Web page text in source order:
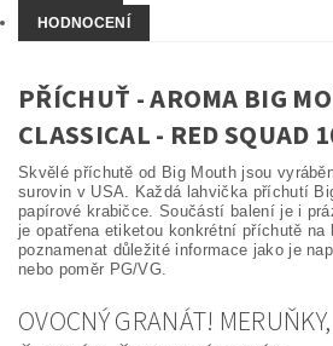
HODNOCENÍ
PŘÍCHUŤ - AROMA BIG
CLASSICAL - RED SQUAD
Skvělé příchutě od Big Mouth jsou
surovin v USA. Každá lahvička příchutí
papírové krabičce. Součástí balení je i
je opatřena etiketou konkrétní příchutě na
poznamenat důležité informace jako je
nebo poměr PG/VG.
OVOCNÝ GRANÁT!